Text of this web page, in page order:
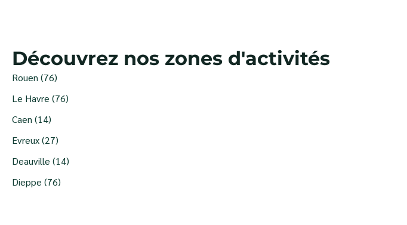
Découvrez nos zones d'activités
Rouen (76)
Le Havre (76)
Caen (14)
Evreux (27)
Deauville (14)
Dieppe (76)